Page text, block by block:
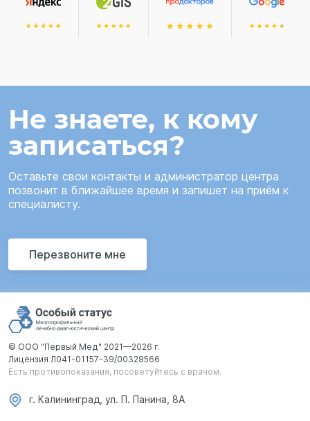
Не знаете, к кому
записаться?
Оставьте свои контакты и администратор центра
позвонит в ближайшее время и запишет на приём к
специалисту.
Перезвоните мне
© ООО "Первый Мед" 2021—2026 г.
Лицензия Л041-01157-39/00328566
Есть противопоказания, посоветуйтесь с врачом.
г. Калининград, ул. П. Панина, 8А